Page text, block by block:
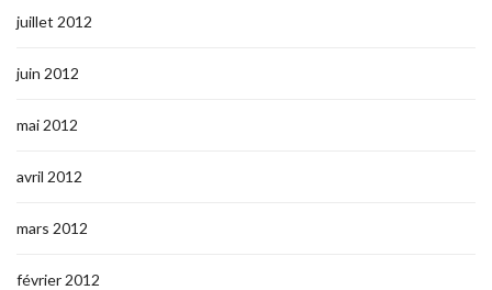
juillet 2012
juin 2012
mai 2012
avril 2012
mars 2012
février 2012